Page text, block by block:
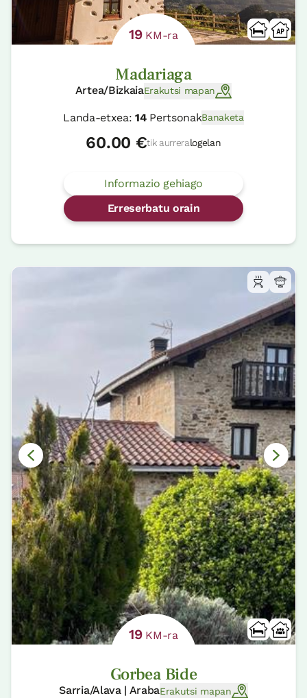
19KM-ra
Madariaga
Artea/BizkaiaErakutsi mapan
Landa-etxea:14PertsonakBanaketa
60.00 €tik aurreralogelan
Informazio gehiago
Erreserbatu orain
19KM-ra
Gorbea Bide
Sarria/Alava | ArabaErakutsi mapan